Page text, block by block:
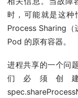
时，可能就是这
Process Sharing（
Pod 的原有容器。
进程共享的一个问
们必须创